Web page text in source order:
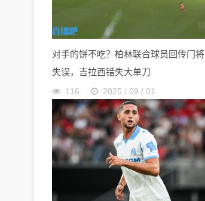
对手的饼不吃？柏林联合球员回传门将
失误，吉拉西错失大单刀
116 2025 / 09 / 01